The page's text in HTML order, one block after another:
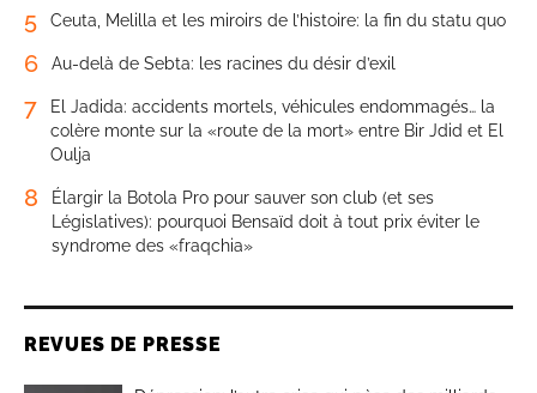
5 Ceuta, Melilla et les miroirs de l’histoire: la fin du statu quo
6 Au-delà de Sebta: les racines du désir d’exil
7
El Jadida: accidents mortels, véhicules endommagés… la
colère monte sur la «route de la mort» entre Bir Jdid et El
Oulja
8
Élargir la Botola Pro pour sauver son club (et ses
Législatives): pourquoi Bensaïd doit à tout prix éviter le
syndrome des «fraqchia»
REVUES DE PRESSE